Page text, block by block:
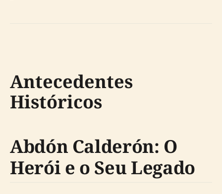
Antecedentes
Históricos
Abdón Calderón: O
Herói e o Seu Legado